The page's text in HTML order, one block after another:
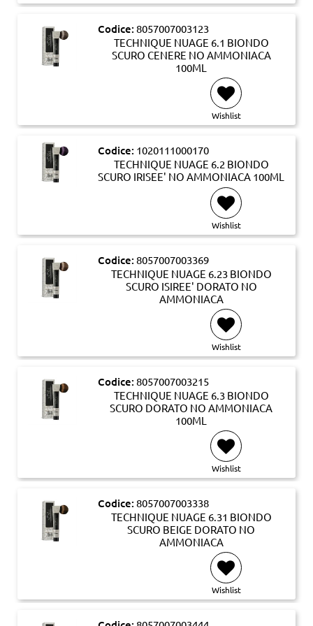
Codice: 8057007003123
TECHNIQUE NUAGE 6.1 BIONDO
SCURO CENERE NO AMMONIACA
100ML
Wishlist
Codice: 1020111000170
TECHNIQUE NUAGE 6.2 BIONDO
SCURO IRISEE' NO AMMONIACA 100ML
Wishlist
Codice: 8057007003369
TECHNIQUE NUAGE 6.23 BIONDO
SCURO ISIREE' DORATO NO
AMMONIACA
Wishlist
Codice: 8057007003215
TECHNIQUE NUAGE 6.3 BIONDO
SCURO DORATO NO AMMONIACA
100ML
Wishlist
Codice: 8057007003338
TECHNIQUE NUAGE 6.31 BIONDO
SCURO BEIGE DORATO NO
AMMONIACA
Wishlist